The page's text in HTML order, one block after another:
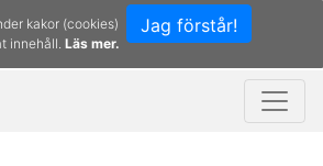
Jag förstår!
kakor (cookies)
innehåll. Läs mer.